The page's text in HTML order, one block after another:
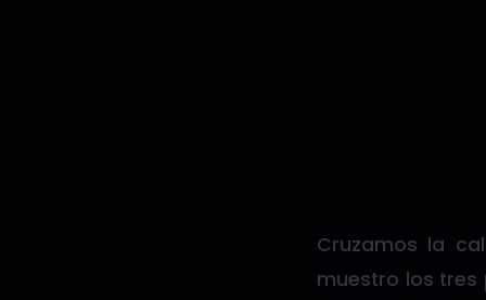
Cruzamos la
muestro los tres